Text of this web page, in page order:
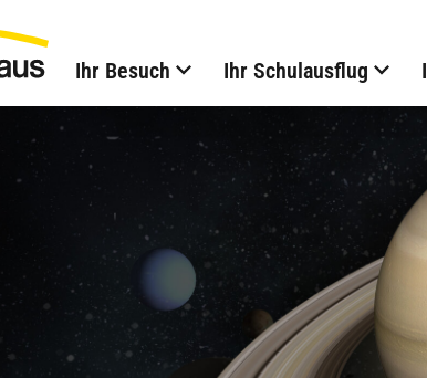
Ihr Besuch Ihr Schulausflug